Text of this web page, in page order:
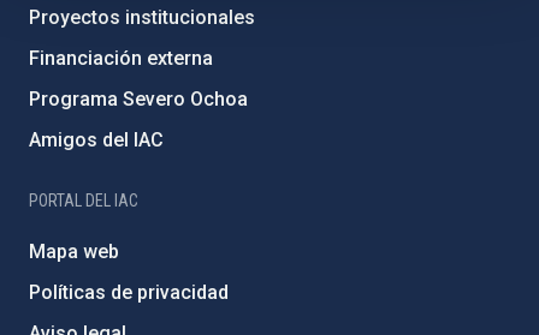
Proyectos institucionales
Financiación externa
Programa Severo Ochoa
Amigos del IAC
PORTAL DEL IAC
Mapa web
Políticas de privacidad